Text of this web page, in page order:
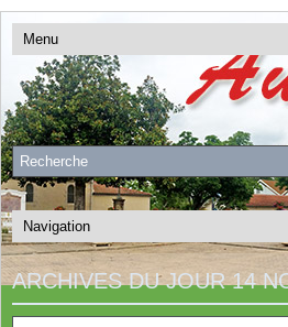
ARCHIVES DU JOUR14